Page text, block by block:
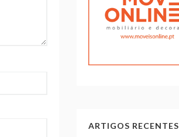
ARTIGOS RECENTES